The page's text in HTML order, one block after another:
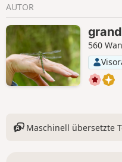
AUTOR
560
Maschinell übersetzte